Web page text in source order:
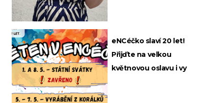
eNCéčko slaví 20 let!
Přijďte na velkou
květnovou oslavu i vy